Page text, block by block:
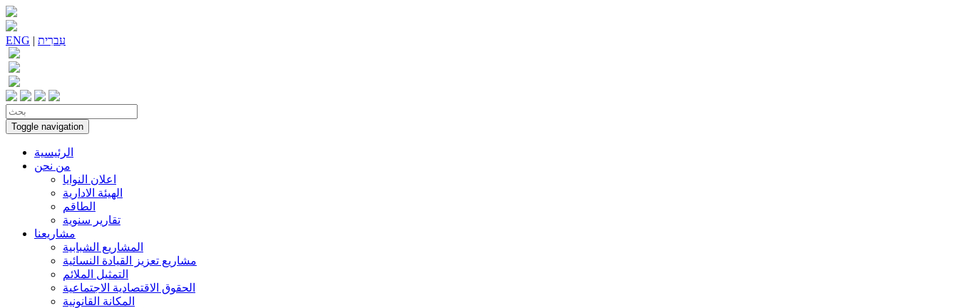
ENG | עִברִית
Toggle navigation
الرئيسية
من نحن
اعلان النوايا
الهيئة الادارية
الطاقم
تقارير سنوية
مشاريعنا
المشاريع الشبابية
مشاريع تعزيز القيادة النسائية
التمثيل الملائم
الحقوق الاقتصادية الاجتماعية
المكانة القانونية